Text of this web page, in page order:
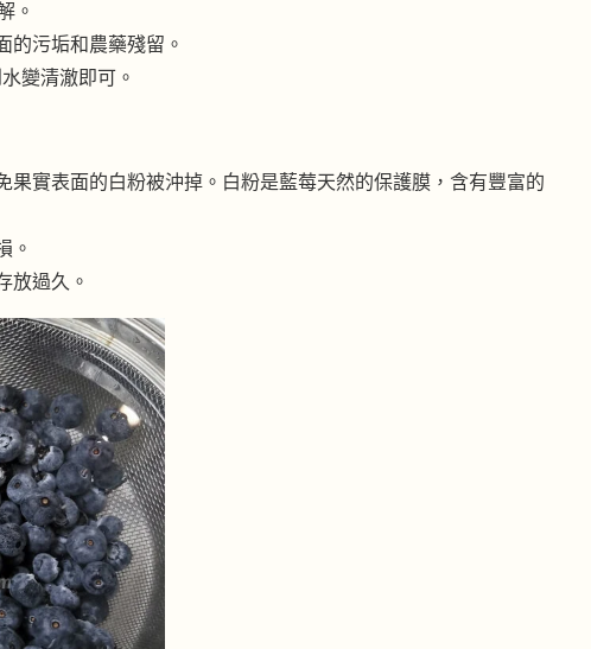
。
的污垢和農藥殘留。
變清澈即可。
果實表面的白粉被沖掉。白粉是藍莓天然的保護膜，含有豐富的
。
放過久。